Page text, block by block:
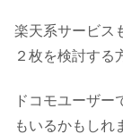
楽天系サービス
２枚を検討する
ドコモユーザー
もいるかもしれ